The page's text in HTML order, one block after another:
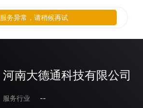
河南大德通科技有限公司
服务行业
--
服务异常，请稍候再试